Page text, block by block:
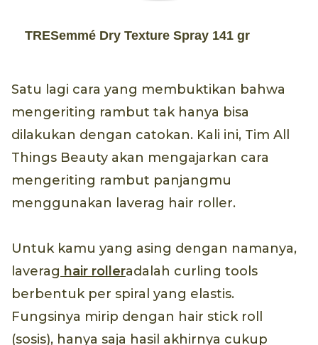
TRESemmé Dry Texture Spray 141 gr
Satu lagi cara yang membuktikan bahwa
mengeriting rambut tak hanya bisa
dilakukan dengan catokan. Kali ini, Tim All
Things Beauty akan mengajarkan cara
mengeriting rambut panjangmu
menggunakan laverag hair roller.
Untuk kamu yang asing dengan namanya,
laverag hair rolleradalah curling tools
berbentuk per spiral yang elastis.
Fungsinya mirip dengan hair stick roll
(sosis), hanya saja hasil akhirnya cukup